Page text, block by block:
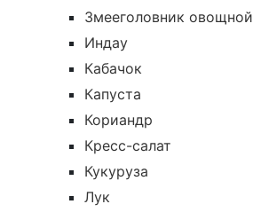
Змееголовник овощной
Индау
Кабачок
Капуста
Кориандр
Кресс-салат
Кукуруза
Лук